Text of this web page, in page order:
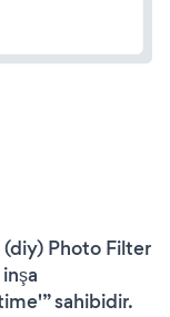
Photo Filter
sahibidir.